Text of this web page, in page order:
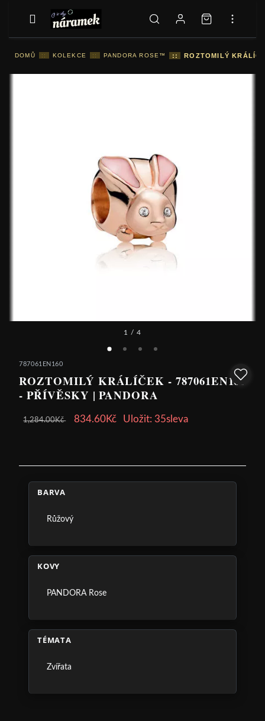
DOMŮ :: KOLEKCE :: PANDORA ROSE™ :: ROZTOMILÝ
1 / 4
787061EN160
ROZTOMILÝ KRÁLÍČEK - 787061EN160
- PŘÍVĚSKY | PANDORA
1,284.00Kč 834.60Kč Uložit: 35sleva
BARVA
Růžový
KOVY
PANDORA Rose
TÉMATA
Zvířata